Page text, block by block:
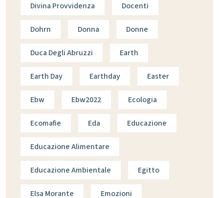
Divina Provvidenza Docenti
Dohrn Donna Donne
Duca Degli Abruzzi Earth
Earth Day Earthday Easter
Ebw Ebw2022 Ecologia
Ecomafie Eda Educazione
Educazione Alimentare
Educazione Ambientale Egitto
Elsa Morante Emozioni